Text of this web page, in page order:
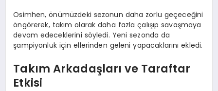
Osimhen, önümüzdeki sezonun daha zorlu geçeceğini
öngörerek, takım olarak daha fazla çalışıp savaşmaya
devam edeceklerini söyledi. Yeni sezonda da
şampiyonluk için ellerinden geleni yapacaklarını ekledi.
Takım Arkadaşları ve Taraftar
Etkisi